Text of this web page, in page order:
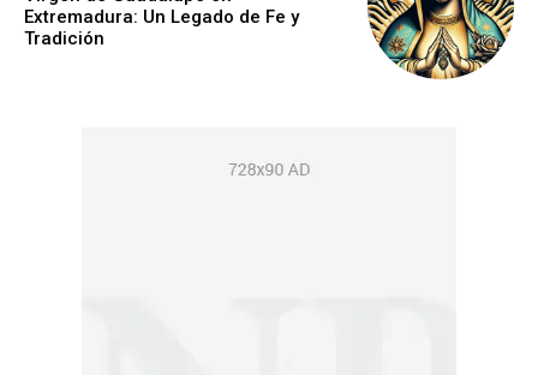
Extremadura: Un Legado de Fe y
Tradición